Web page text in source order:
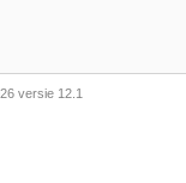
versie 12.1